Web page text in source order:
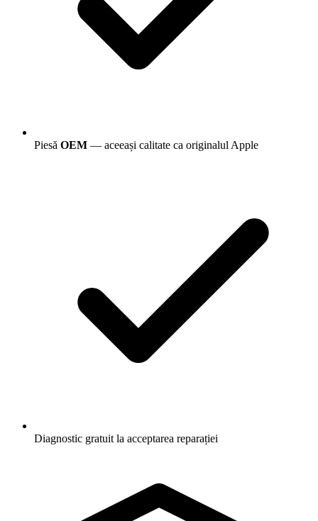
Piesă OEM — aceeași calitate ca originalul Apple
Diagnostic gratuit la acceptarea reparației